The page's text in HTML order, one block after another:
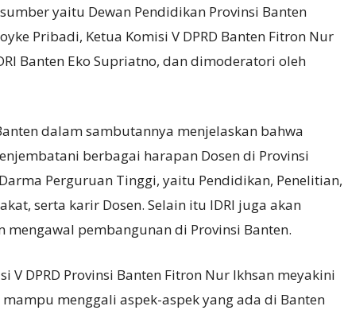
yaitu Dewan Pendidikan Provinsi Banten
Pribadi, Ketua Komisi V DPRD Banten Fitron Nur
Banten Eko Supriatno, dan dimoderatori oleh
dalam sambutannya menjelaskan bahwa
berbagai harapan Dosen di Provinsi
Perguruan Tinggi, yaitu Pendidikan, Penelitian,
serta karir Dosen. Selain itu IDRI juga akan
pembangunan di Provinsi Banten.
V DPRD Provinsi Banten Fitron Nur Ikhsan meyakini
mampu menggali aspek-aspek yang ada di Banten